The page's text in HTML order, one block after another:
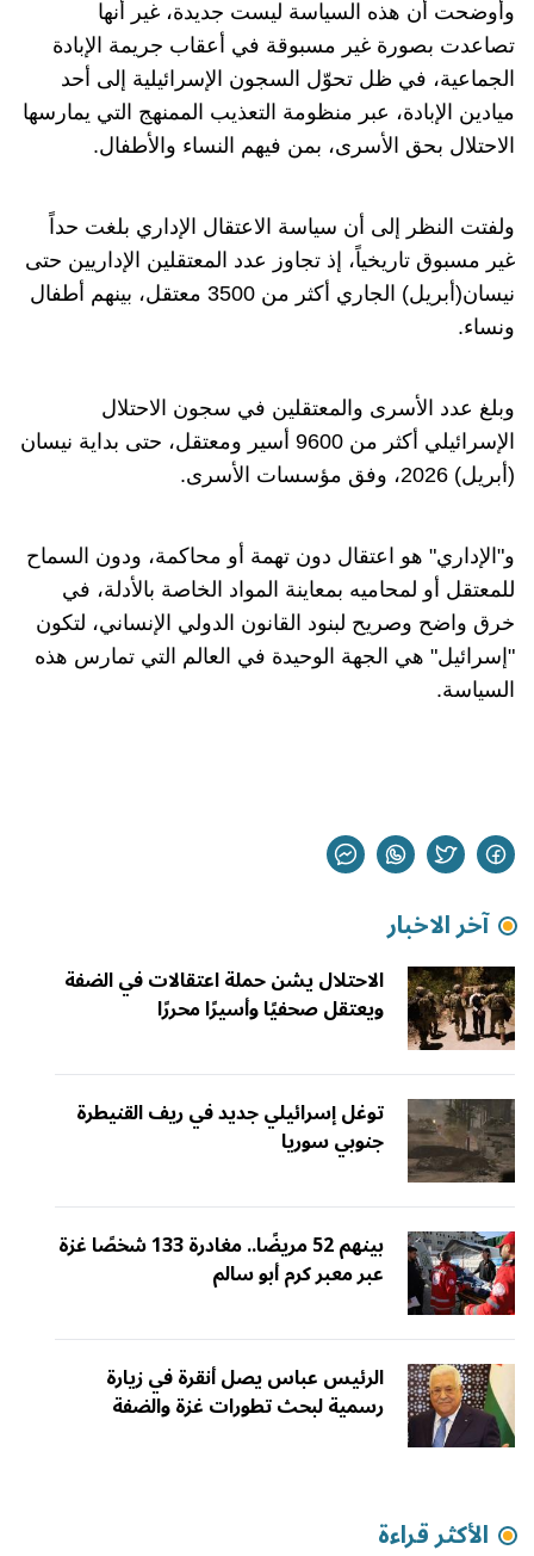
وأوضحت أن هذه السياسة ليست جديدة، غير أنها
تصاعدت بصورة غير مسبوقة في أعقاب جريمة الإبادة
الجماعية، في ظل تحوّل السجون الإسرائيلية إلى أحد
ميادين الإبادة، عبر منظومة التعذيب الممنهج التي يمارسها
الاحتلال بحق الأسرى، بمن فيهم النساء والأطفال.
ولفتت النظر إلى أن سياسة الاعتقال الإداري بلغت حداً
غير مسبوق تاريخياً، إذ تجاوز عدد المعتقلين الإداريين حتى
نيسان(أبريل) الجاري أكثر من 3500 معتقل، بينهم أطفال
ونساء.
وبلغ عدد الأسرى والمعتقلين في سجون الاحتلال
الإسرائيلي أكثر من 9600 أسير ومعتقل، حتى بداية نيسان
(أبريل) 2026، وفق مؤسسات الأسرى.
و"الإداري" هو اعتقال دون تهمة أو محاكمة، ودون السماح
للمعتقل أو لمحاميه بمعاينة المواد الخاصة بالأدلة، في
خرق واضح وصريح لبنود القانون الدولي الإنساني، لتكون
"إسرائيل" هي الجهة الوحيدة في العالم التي تمارس هذه
السياسة.
آخر الاخبار
الاحتلال يشن حملة اعتقالات في الضفة
ويعتقل صحفيًا وأسيرًا محررًا
توغل إسرائيلي جديد في ريف القنيطرة
جنوبي سوريا
بينهم 52 مريضًا.. مغادرة 133 شخصًا غزة
عبر معبر كرم أبو سالم
الرئيس عباس يصل أنقرة في زيارة
رسمية لبحث تطورات غزة والضفة
الأكثر قراءة